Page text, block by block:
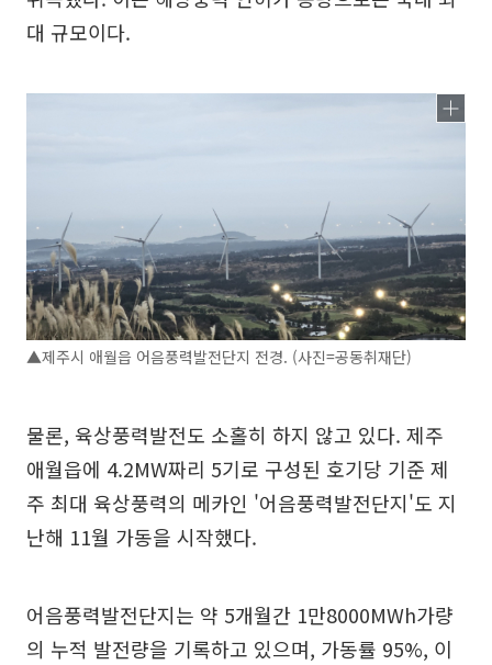
대 규모이다.
▲제주시 애월읍 어음풍력발전단지 전경. (사진=공동취재단)
물론, 육상풍력발전도 소홀히 하지 않고 있다. 제주
애월읍에 4.2MW짜리 5기로 구성된 호기당 기준 제
주 최대 육상풍력의 메카인 '어음풍력발전단지'도 지
난해 11월 가동을 시작했다.
어음풍력발전단지는 약 5개월간 1만8000MWh가량
의 누적 발전량을 기록하고 있으며, 가동률 95%, 이